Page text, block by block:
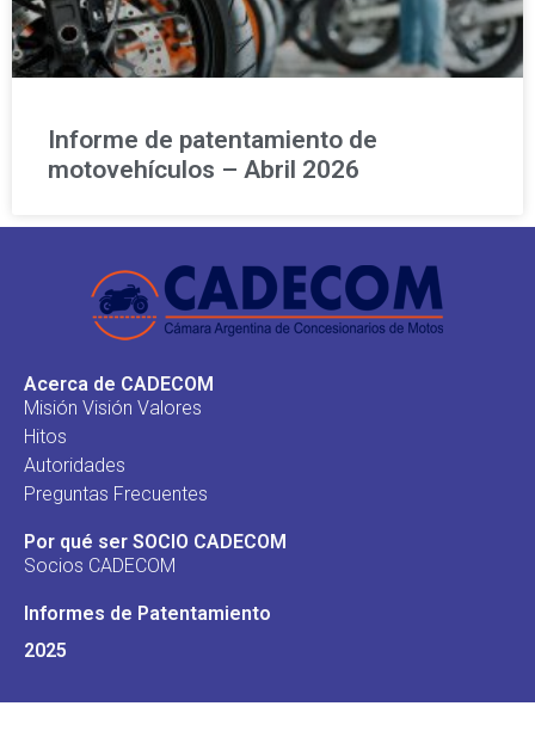
Informe de patentamiento de
motovehículos – Abril 2026
Acerca de CADECOM
Misión Visión Valores
Hitos
Autoridades
Preguntas Frecuentes
Por qué ser SOCIO CADECOM
Socios CADECOM
Informes de Patentamiento
2025